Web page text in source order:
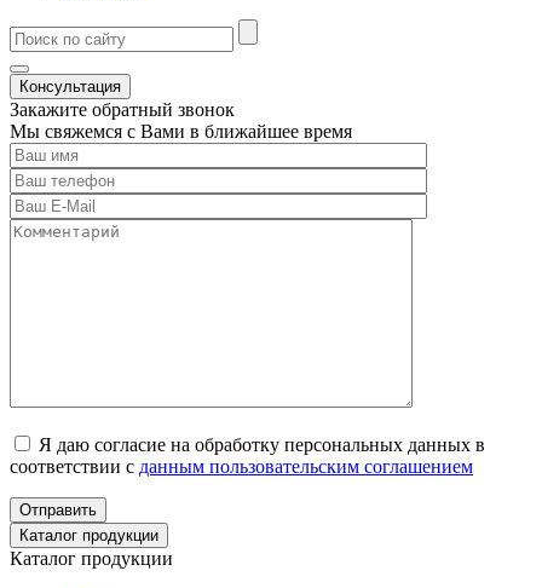
Консультация
Закажите обратный звонок
Мы свяжемся с Вами в ближайшее время
Я даю согласие на обработку персональных данных в
соответствии с данным пользовательским соглашением
Отправить
Каталог продукции
Каталог продукции